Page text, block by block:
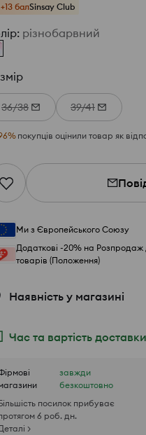
+13 балSinsay Club
: різнобарвний
36/38 39/41
% покупців оцінили товар як
Ми з Європейського Союзу
Додаткові -20% на
товарів (Положення)
Наявність у магазині
Час та вартість доставки
завжди
безкоштовно
посилок прибуває
6 роб. дн.
>